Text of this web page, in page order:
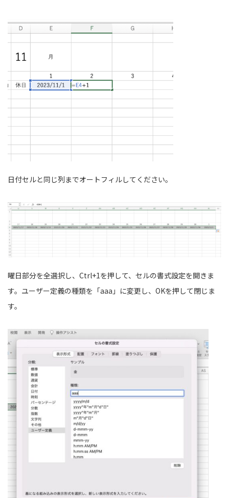
日付セルと同じ列までオートフィルしてください。
曜日部分を全選択し、Ctrl+1を押して、セルの書式設定を開きま
す。ユーザー定義の種類を「aaa」に変更し、OKを押して閉じま
す。